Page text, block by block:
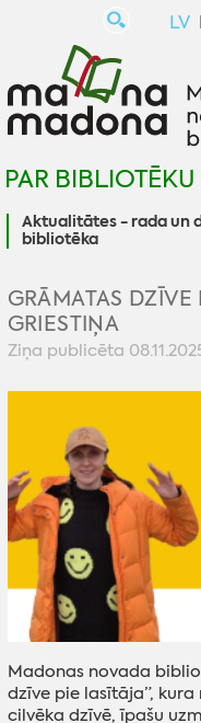
LV
PAR BIBLIOTĒKU
Aktualitātes - rada un
bibliotēka
GRĀMATAS
GRIESTIŅA
Ziņa publicēta
Madonas novada
dzīve pie lasītāja”,
cilvēka dzīvē, īpašu